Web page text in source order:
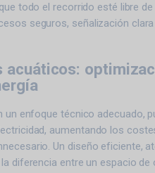
todo el recorrido esté libre
seguros, señalización
acuáticos:
enfoque técnico adecuado,
aumentando los
Un diseño eficiente,
diferencia entre un espacio de